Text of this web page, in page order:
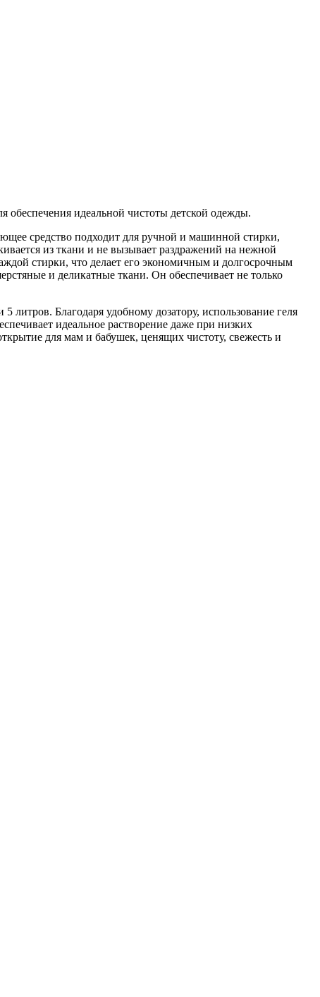
обеспечения идеальной чистоты детской одежды.
средство подходит для ручной и машинной стирки,
из ткани и не вызывает раздражений на нежной
стирки, что делает его экономичным и долгосрочным
и деликатные ткани. Он обеспечивает не только
Благодаря удобному дозатору, использование геля
идеальное растворение даже при низких
для мам и бабушек, ценящих чистоту, свежесть и